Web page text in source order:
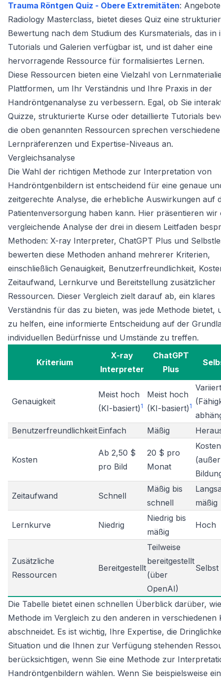
Trauma Röntgen Quiz - Obere Extremitäten:
Radiology Masterclass, bietet dieses Quiz eine
Bewertung nach dem Studium des Kursmaterials, das in
Tutorials und Galerien verfügbar ist, und ist daher eine
hervorragende Ressource für formalisiertes Lernen.
Diese Ressourcen bieten eine Vielzahl von
Plattformen, um Ihr Verständnis und Ihre Praxis in der
Handröntgenanalyse zu verbessern. Egal, ob Sie
Quizze, strukturierte Kurse oder detaillierte Tutorials
die oben genannten Ressourcen sprechen verschiedene
Lernpräferenzen und Expertise-Niveaus an.
Vergleichsanalyse
Die Wahl der richtigen Methode zur Interpretation von
Handröntgenbildern ist entscheidend für eine genaue
zeitgerechte Analyse, die erhebliche Auswirkungen auf
Patientenversorgung haben kann. Hier präsentieren wir
vergleichende Analyse der drei in diesem Leitfaden
Methoden: X-ray Interpreter, ChatGPT Plus und
bewerten diese Methoden anhand mehrerer Kriterien,
einschließlich Genauigkeit, Benutzerfreundlichkeit,
Zeitaufwand, Lernkurve und Bereitstellung zusätzlicher
Ressourcen. Dieser Vergleich zielt darauf ab, ein klares
Verständnis für das zu bieten, was jede Methode bietet,
zu helfen, eine informierte Entscheidung auf der
individuellen Bedürfnisse und Umstände zu treffen.
Kriterium
X-ray
Interpreter
ChatGPT
Plus
Genauigkeit
Meist hoch
(KI-basiert) 1
Meist hoch
(KI-basiert) 1
Variiert
BenutzerfreundlichkeitEinfach Mäßig
Kosten
Ab 2,50 $
pro Bild
20 $ pro
Monat
(außer
Zeitaufwand Schnell
Mäßig bis
schnell
mäßig
Lernkurve Niedrig
Niedrig bis
mäßig
Hoch
Zusätzliche
Ressourcen
Bereitgestellt
Teilweise
bereitgestellt
(über
OpenAI)
Die Tabelle bietet einen schnellen Überblick darüber,
Methode im Vergleich zu den anderen in verschiedenen
abschneidet. Es ist wichtig, Ihre Expertise, die
Situation und die Ihnen zur Verfügung stehenden
berücksichtigen, wenn Sie eine Methode zur
Handröntgenbildern wählen. Wenn Sie beispielsweise